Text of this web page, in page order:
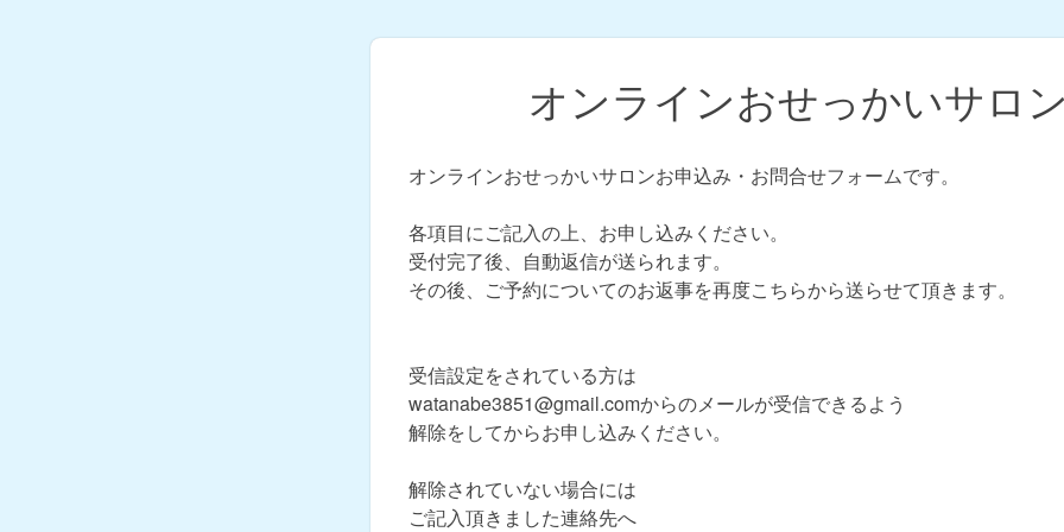
オンラインおせっかいサロ
オンラインおせっかいサロンお申込み・お問合せフォームです。
各項目にご記入の上、お申し込みください。
受付完了後、自動返信が送られます。
その後、ご予約についてのお返事を再度こちらから送らせて頂きます。
受信設定をされている方は
watanabe3851@gmail.comからのメールが受信できるよう
解除をしてからお申し込みください。
解除されていない場合には
ご記入頂きました連絡先へ